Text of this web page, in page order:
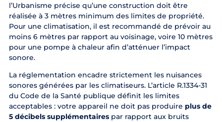
l’Urbanisme précise qu’une construction doit être
réalisée à 3 mètres minimum des limites de propriété.
Pour une climatisation, il est recommandé de prévoir au
moins 6 mètres par rapport au voisinage, voire 10 mètres
pour une pompe à chaleur afin d’atténuer l’impact
sonore.
La réglementation encadre strictement les nuisances
sonores générées par les climatiseurs. L’article R.1334-31
du Code de la Santé publique définit les limites
acceptables : votre appareil ne doit pas produire plus de
5 décibels supplémentairespar rapport aux bruits